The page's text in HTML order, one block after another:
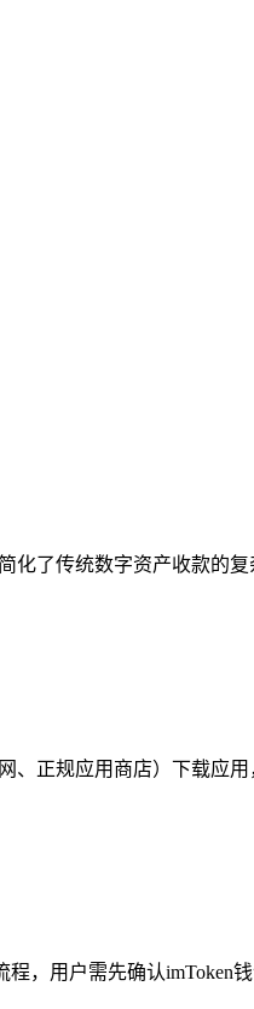
了传统数字资产收款的
正规应用商店）下载应
，用户需先确认imToken